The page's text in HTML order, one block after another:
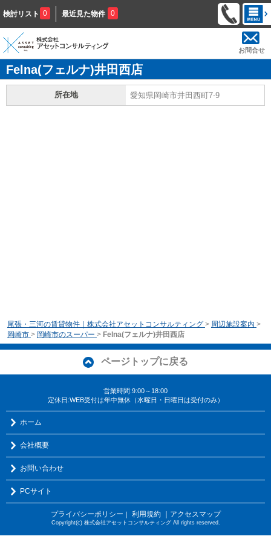
検討リスト 0 最近見た物件 0
お問合せ
Felna(フェルナ)井田西店
所在地 愛知県岡崎市井田西町7-9
尾張・三河の賃貸物件｜株式会社アセットコンサルティング > 周辺施設案内 >
岡崎市 > 岡崎市のスーパー > Felna(フェルナ)井田西店
ページトップに戻る
営業時間:9:00～18:00
定休日:WEB受付は年中無休（水曜日・日曜日は受付のみ）
ホーム
会社概要
お問い合わせ
PCサイト
プライバシーポリシー ｜ 利用規約 ｜アクセスマップ
Copyright(c) 株式会社アセットコンサルティング All rights reserved.